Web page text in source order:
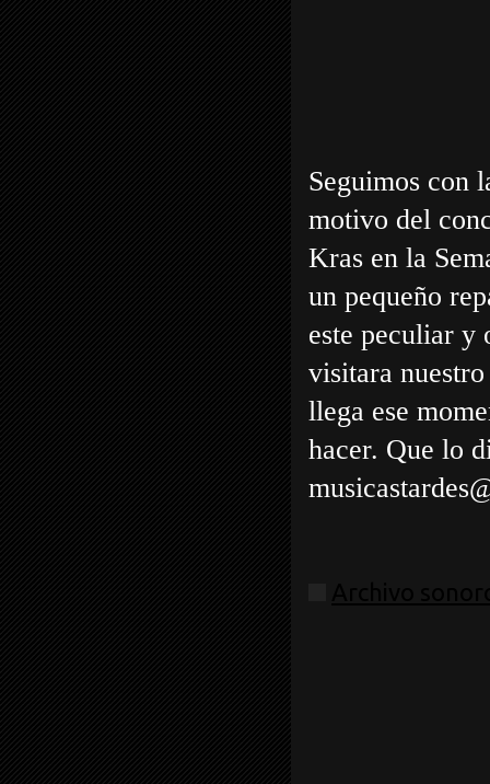
Seguimos con
motivo del
Kras en la
un pequeño
este peculiar y
visitara
llega ese
hacer. Que lo